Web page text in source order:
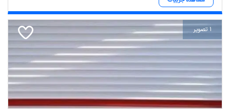
1 تصویر